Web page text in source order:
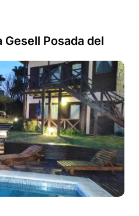
Posada del